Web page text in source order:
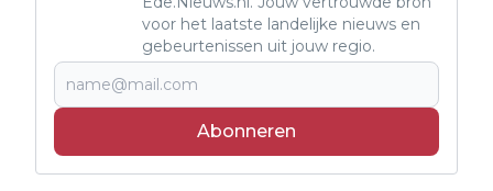
voor het laatste landelijke nieuws en
gebeurtenissen uit jouw regio.
Abonneren